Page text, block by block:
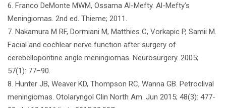
6. Franco DeMonte MWM, Ossama Al-Mefty. Al-Mefty’s
Meningiomas. 2nd ed. Thieme; 2011.
7. Nakamura M RF, Dormiani M, Matthies C, Vorkapic P, Samii M.
Facial and cochlear nerve function after surgery of
cerebellopontine angle meningiomas. Neurosurgery. 2005;
57(1): 77–90.
8. Hunter JB, Weaver KD, Thompson RC, Wanna GB. Petroclival
meningiomas. Otolaryngol Clin North Am. Jun 2015; 48(3): 477-